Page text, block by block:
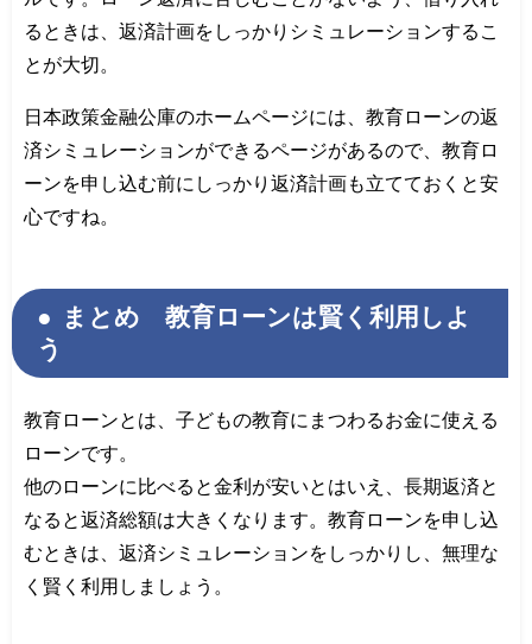
るときは、返済計画をしっかりシミュレーションするこ
とが大切。
日本政策金融公庫のホームページには、教育ローンの返
済シミュレーションができるページがあるので、教育ロ
ーンを申し込む前にしっかり返済計画も立てておくと安
心ですね。
まとめ 教育ローンは賢く利用しよ
う
教育ローンとは、子どもの教育にまつわるお金に使える
ローンです。
他のローンに比べると金利が安いとはいえ、長期返済と
なると返済総額は大きくなります。教育ローンを申し込
むときは、返済シミュレーションをしっかりし、無理な
く賢く利用しましょう。